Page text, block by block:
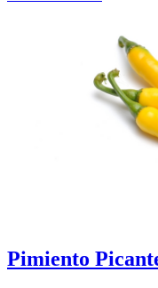
Pimiento